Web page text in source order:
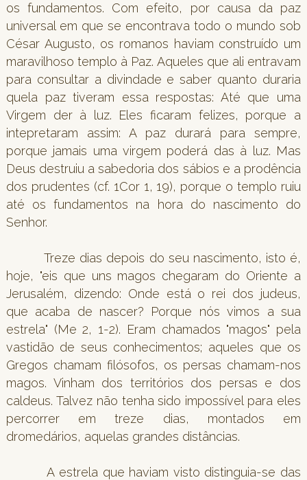
os fundamentos. Com efeito, por causa da paz
universal em que se encontrava todo o mundo sob
César Augusto, os romanos haviam construído um
maravilhoso templo à Paz. Aqueles que ali entravam
para consultar a divindade e saber quanto duraria
quela paz tiveram essa respostas: Até que uma
Virgem der à luz. Eles ficaram felizes, porque a
intepretaram assim: A paz durará para sempre,
porque jamais uma virgem poderá das à luz. Mas
Deus destruiu a sabedoria dos sábios e a prodência
dos prudentes (cf. 1Cor 1, 19), porque o templo ruiu
até os fundamentos na hora do nascimento do
Senhor.
Treze dias depois do seu nascimento, isto é,
hoje, "eis que uns magos chegaram do Oriente a
Jerusalém, dizendo: Onde está o rei dos judeus,
que acaba de nascer? Porque nós vimos a sua
estrela" (Me 2, 1-2). Eram chamados "magos" pela
vastidão de seus conhecimentos; aqueles que os
Gregos chamam filósofos, os persas chamam-nos
magos. Vinham dos territórios dos persas e dos
caldeus. Talvez não tenha sido impossível para eles
percorrer em treze dias, montados em
dromedários, aquelas grandes distâncias.
A estrela que haviam visto distinguia-se das